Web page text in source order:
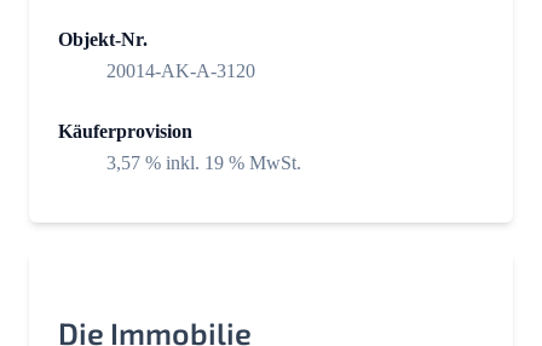
Objekt-Nr.
20014-AK-A-3120
Käuferprovision
3,57 % inkl. 19 % MwSt.
Die Immobilie